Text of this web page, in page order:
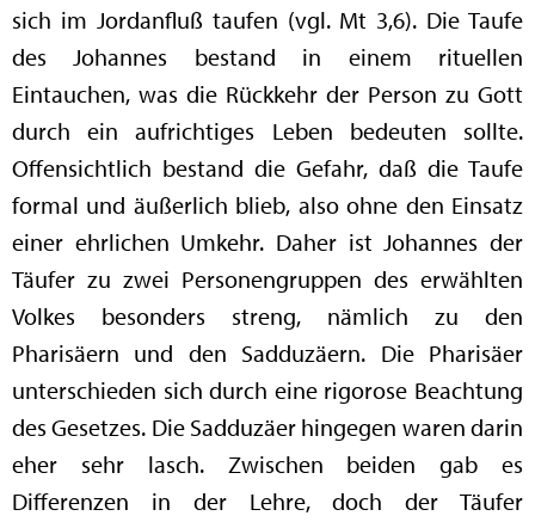
sich im Jordanfluß taufen (vgl. Mt 3,6). Die Taufe
des Johannes bestand in einem rituellen
Eintauchen, was die Rückkehr der Person zu Gott
durch ein aufrichtiges Leben bedeuten sollte.
Offensichtlich bestand die Gefahr, daß die Taufe
formal und äußerlich blieb, also ohne den Einsatz
einer ehrlichen Umkehr. Daher ist Johannes der
Täufer zu zwei Personengruppen des erwählten
Volkes besonders streng, nämlich zu den
Pharisäern und den Sadduzäern. Die Pharisäer
unterschieden sich durch eine rigorose Beachtung
des Gesetzes. Die Sadduzäer hingegen waren darin
eher sehr lasch. Zwischen beiden gab es
Differenzen in der Lehre, doch der Täufer